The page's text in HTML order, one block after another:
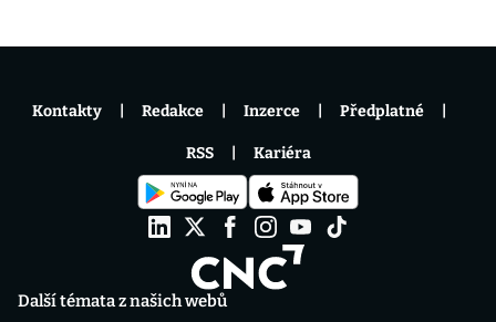
Další témata z našich webů
Kontakty Redakce Inzerce Předplatné
RSS Kariéra